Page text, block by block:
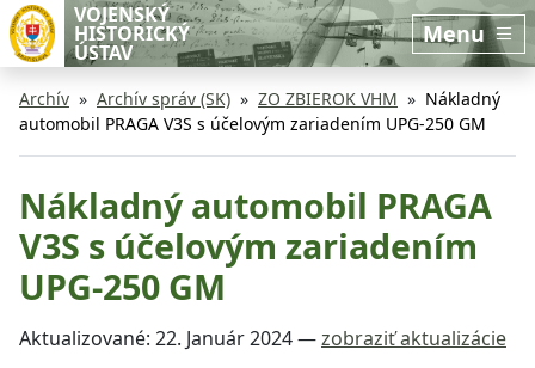
Preskočiť na hlavný obsah
Preskočiť na bočnú lištu
VOJENSKÝ
HISTORICKÝ
ÚSTAV
Menu
Archív Archív správ (SK) ZO ZBIEROK VHM
Nákladný
automobil PRAGA V3S s účelovým zariadením UPG-250 GM
Nákladný automobil PRAGA
V3S s účelovým zariadením
UPG-250 GM
Aktualizované: 22. Január 2024—zobraziť aktualizácie